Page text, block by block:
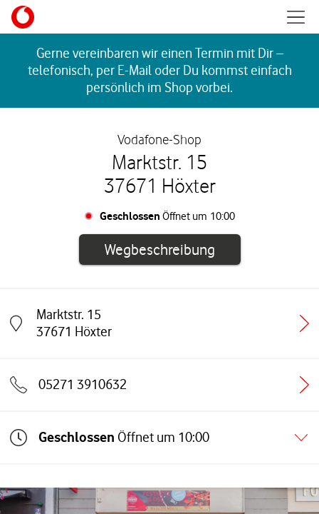
Skip to content
Gerne vereinbaren wir einen Termin mit Dir –
telefonisch, per E-Mail oder Du kommst einfach
persönlich im Shop vorbei.
Vodafone-Shop
Marktstr. 15
37671 Höxter
Geschlossen Öffnet um 10:00
WegbeschreibungLink öffnet in
Marktstr. 15
37671 Höxter
Link öffnet in einem neuen Tab
05271 3910632
Geschlossen Öffnet um 10:00